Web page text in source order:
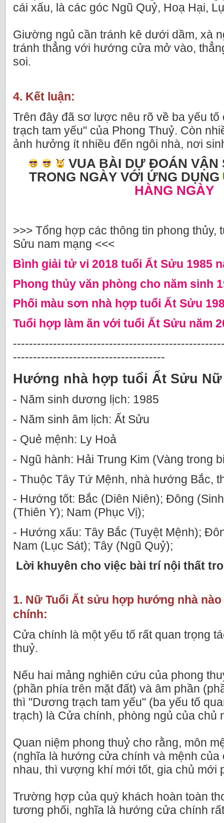
cái xấu, là các góc Ngũ Quỷ, Hoạ Hại,
Giường ngủ cần tránh kê dưới dầm, xà
tránh thẳng với hướng cửa mở vào,
soi.
4. Kết luận:
Trên đây đã sơ lược nêu rõ về ba yếu
trạch tam yếu" của Phong Thuỷ. Còn
ảnh hưởng ít nhiều đến ngôi nhà, nơi
VUA BÀI DỰ ĐOÁN VẬN
TRONG NGÀY VỚI ỨNG DỤNG
HÀNG NGÀY
>>> Tổng hợp các thông tin phong thủy,
Sửu nam mạng <<<
Bình giải tử vi 2018 tuổi Ất Sửu 1985
Phong thủy văn phòng cho năm sinh
Phối màu sơn nhà hợp tuổi Ất Sửu
Tuổi hợp làm ăn với tuổi Ất Sửu năm
--------------------------------------
Hướng nhà hợp tuổi Ất Sửu Nữ
- Năm sinh dương lịch: 1985
- Năm sinh âm lịch: Ất Sửu
- Quẻ mệnh: Ly Hoả
- Ngũ hành: Hải Trung Kim (Vàng trong
- Thuộc Tây Tứ Mệnh, nhà hướng Bắc,
- Hướng tốt: Bắc (Diên Niên); Đông
(Thiên Y); Nam (Phục Vị);
- Hướng xấu: Tây Bắc (Tuyệt Mệnh);
Nam (Lục Sát); Tây (Ngũ Quỷ);
Lời khuyên cho việc bài trí nội thất
1. Nữ Tuổi Ất sửu hợp hướng nhà
chính:
Cửa chính là một yếu tố rất quan trọng
thuỷ.
Nếu hai mảng nghiên cứu của phong
(phần phía trên mặt đất) và âm phần
thì "Dương trạch tam yếu" (ba yếu tố
trạch) là Cửa chính, phòng ngủ của chủ
Quan niệm phong thuỷ cho rằng, môn
(nghĩa là hướng cửa chính và mệnh
nhau, thì vượng khí mới tốt, gia chủ mới
Trường hợp của quý khách hoàn toàn
tương phối, nghĩa là hướng cửa chính